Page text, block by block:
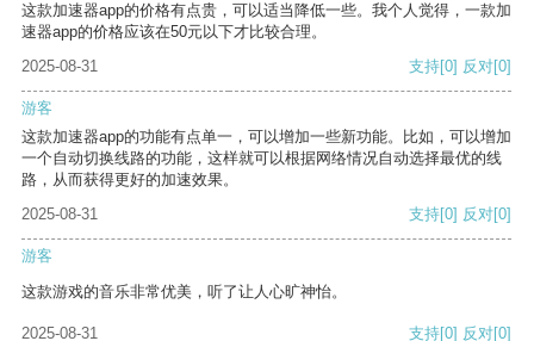
这款加速器app的价格有点贵，可以适当降低一些。我个人觉得，一款加
速器app的价格应该在50元以下才比较合理。
2025-08-31
支持[0] 反对[0]
游客
这款加速器app的功能有点单一，可以增加一些新功能。比如，可以增加
一个自动切换线路的功能，这样就可以根据网络情况自动选择最优的线
路，从而获得更好的加速效果。
2025-08-31
支持[0] 反对[0]
游客
这款游戏的音乐非常优美，听了让人心旷神怡。
2025-08-31 支持[0] 反对[0]